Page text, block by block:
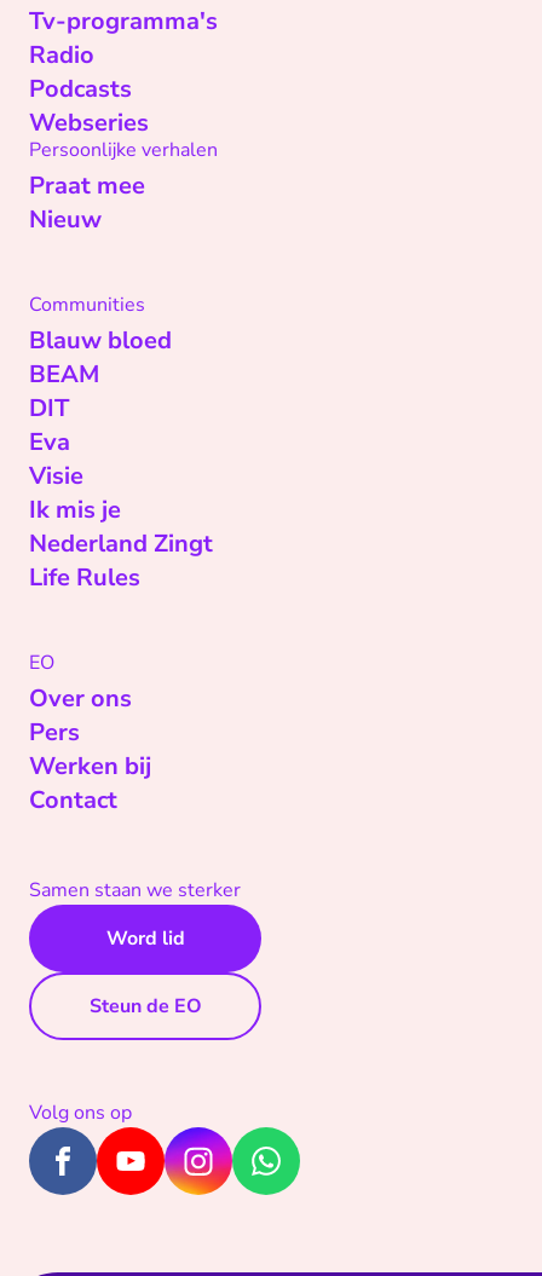
Tv-programma's
Radio
Podcasts
Webseries
Persoonlijke verhalen
Praat mee
Nieuw
Communities
Blauw bloed
BEAM
DIT
Eva
Visie
Ik mis je
Nederland Zingt
Life Rules
EO
Over ons
Pers
Werken bij
Contact
Samen staan we sterker
Word lid
Steun de EO
Volg ons op